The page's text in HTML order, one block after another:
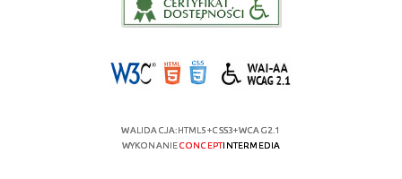
WALIDACJA:HTML5+CSS3+WCAG 2.1
WYKONANIECONCEPTINTERMEDIA